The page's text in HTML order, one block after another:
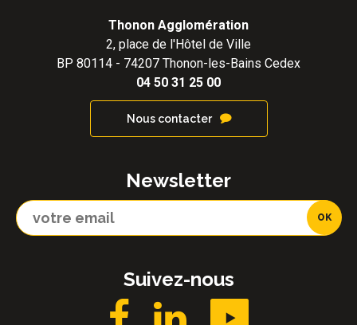
Thonon Agglomération
2, place de l'Hôtel de Ville
BP 80114 - 74207 Thonon-les-Bains Cedex
04 50 31 25 00
Nous contacter
Newsletter
Suivez-nous